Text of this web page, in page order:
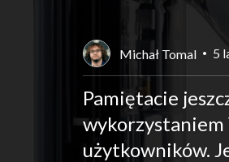
Michał Tomal 5
Pamiętacie
wykorzystaniem
użytkowników.